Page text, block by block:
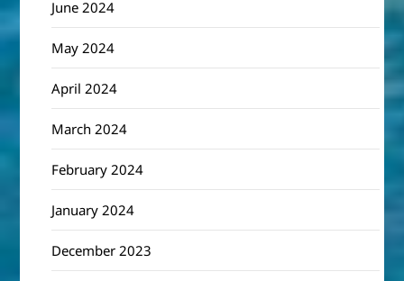
June 2024
May 2024
April 2024
March 2024
February 2024
January 2024
December 2023